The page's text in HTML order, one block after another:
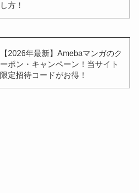
し方！
【2026年最新】Amebaマンガのク
ーポン・キャンペーン！当サイト
限定招待コードがお得！